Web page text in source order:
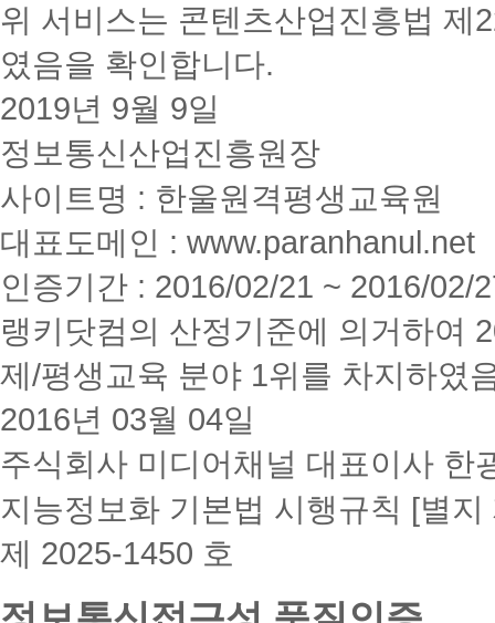
위 서비스는 콘텐츠산업진흥법 제
였음을 확인합니다.
2019년 9월 9일
정보통신산업진흥원장
사이트명 : 한울원격평생교육원
대표도메인 : www.paranhanul.net
인증기간 : 2016/02/21 ~ 2016/02/
랭키닷컴의 산정기준에 의거하여
제/평생교육 분야 1위를 차지하였
2016년 03월 04일
주식회사 미디어채널 대표이사 한
지능정보화 기본법 시행규칙 [별지
제 2025-1450 호